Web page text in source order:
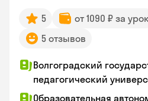
5 от 1090 ₽ за
5 отзывов
Волгоградский
педагогический
Образовательная